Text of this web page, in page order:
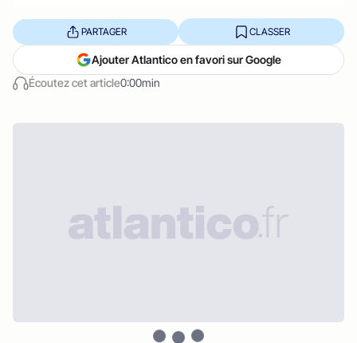
Écoutez cet article0:00min
PARTAGER CLASSER
Ajouter Atlantico en favori sur Google